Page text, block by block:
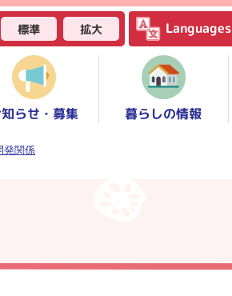
標準 拡大 Languages
らせ・募集 暮らしの情報
発関係